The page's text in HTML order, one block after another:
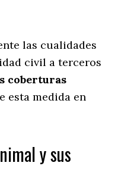
las cualidades
civil a terceros
coberturas
esta medida en
y sus